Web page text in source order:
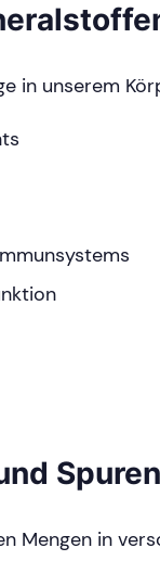
in unserem
Mengen in